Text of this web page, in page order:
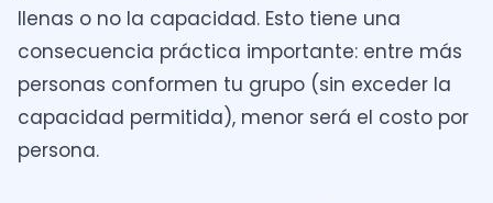
llenas o no la capacidad. Esto tiene una
consecuencia práctica importante: entre más
personas conformen tu grupo (sin exceder la
capacidad permitida), menor será el costo por
persona.